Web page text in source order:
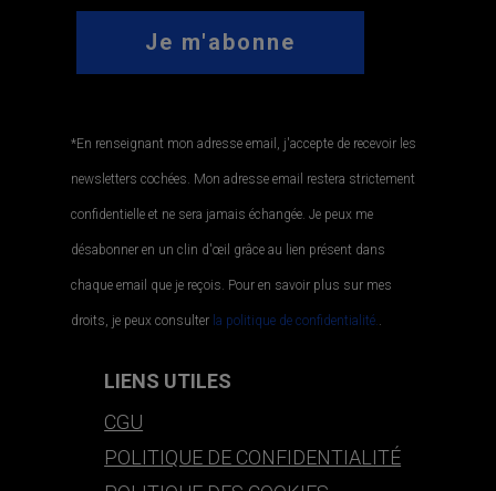
*En renseignant mon adresse email, j'accepte de recevoir les
newsletters cochées. Mon adresse email restera strictement
confidentielle et ne sera jamais échangée. Je peux me
désabonner en un clin d'œil grâce au lien présent dans
chaque email que je reçois. Pour en savoir plus sur mes
droits, je peux consulter la politique de confidentialité..
LIENS UTILES
CGU
POLITIQUE DE CONFIDENTIALITÉ